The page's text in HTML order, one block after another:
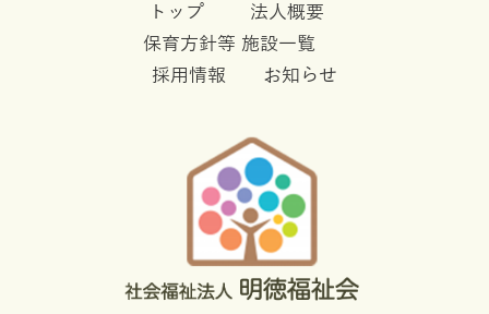
トップ
法人概要
保育方針等 施設一覧
採用情報
お知らせ